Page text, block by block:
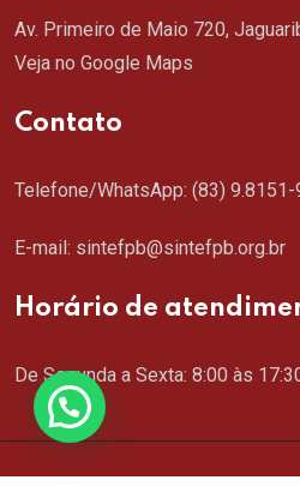
Av. Primeiro de Maio 720,
Veja no Google Maps
Contato
Telefone/WhatsApp: (83)
E-mail: sintefpb@sintefpb.org.br
Horário de
De Segunda a Sexta: 8:00 às